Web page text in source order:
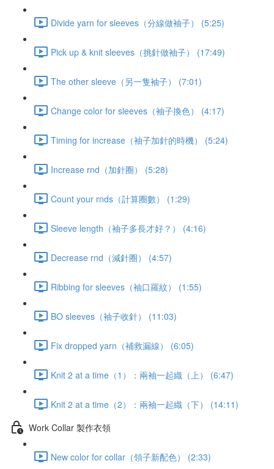
Divide yarn for sleeves（分線做袖子） (5:25)
Pick up & knit sleeves（挑針做袖子） (17:49)
The other sleeve（另一隻袖子） (7:01)
Change color for sleeves（袖子換色） (4:17)
Timing for increase（袖子加針的時機） (5:24)
Increase rnd（加針圈） (5:28)
Count your rnds（計算圈數） (1:29)
Sleeve length（袖子多長才好？） (4:16)
Decrease rnd（減針圈） (4:57)
Ribbing for sleeves（袖口羅紋） (1:55)
BO sleeves（袖子收針） (11:03)
Fix dropped yarn（補救漏線） (6:05)
Knit 2 at a time（1）：兩袖一起織（上） (6:47)
Knit 2 at a time（2）：兩袖一起織（下） (14:11)
Work Collar 製作衣領
New color for collar（領子新配色） (2:33)